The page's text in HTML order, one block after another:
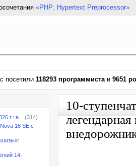
«PHP: Hypertext Preprocessor»
посетили 118293 программистаи 9651
г.: а...
(314)
16 SE с
14-
10-